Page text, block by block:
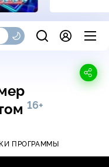
16+
ПРОГРАММЫ